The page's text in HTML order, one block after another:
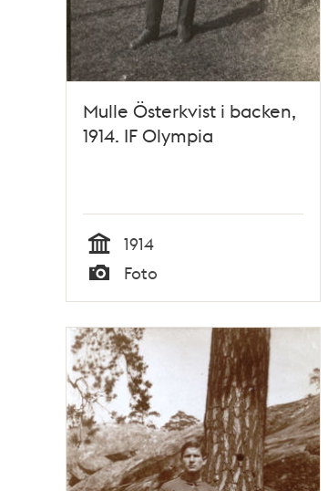
Mulle Österkvist i backen,
1914. IF Olympia
Tid
1914
Typ
Foto